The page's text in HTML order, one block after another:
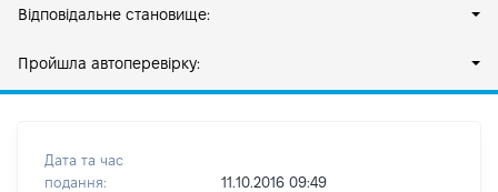
Відповідальне становище:
Пройшла автоперевірку:
Дата та час
подання:
11.10.2016 09:49